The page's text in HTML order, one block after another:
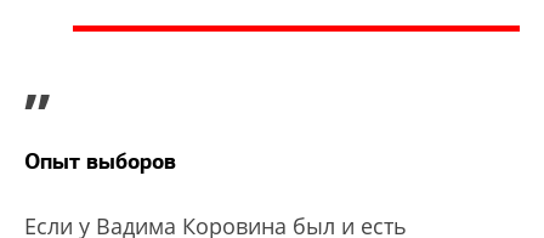
”
Опыт выборов
Если у Вадима Коровина был и есть